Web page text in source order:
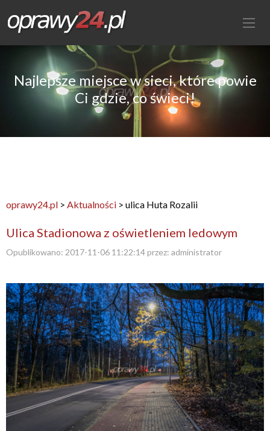
Najlepsze miejsce w sieci, które powie
Ci gdzie, co świeci!
oprawy24.pl > Aktualności > ulica Huta Rozalii
Ulica Stadionowa z oświetleniem ledowym
Opublikowano: 2017-11-06 11:22:14przez: administrator